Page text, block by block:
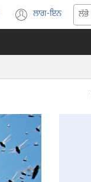
ਲਾਗ-ਇਨ
new